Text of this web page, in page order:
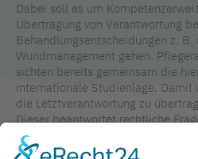
Dabei soll es um
Übertragung von Verantwortung
Behandlungsentscheidungen z. B.
Wundmanagement gehen.
sichten bereits gemeinsam die
internationale Studienlage.
die Letztverantwortung zu
Dieser beantwortet rechtliche
Qualitätssicherungsaspekte für
Krankenhäusern.